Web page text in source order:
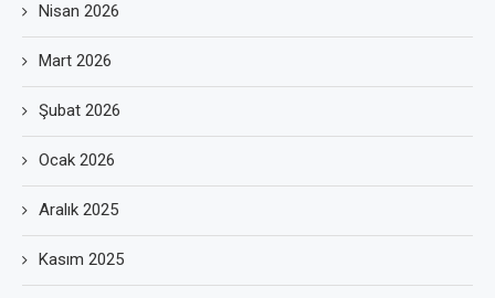
Nisan 2026
Mart 2026
Şubat 2026
Ocak 2026
Aralık 2025
Kasım 2025